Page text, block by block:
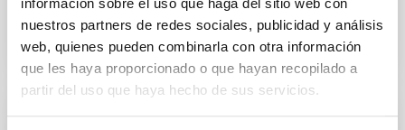
información sobre el uso que haga del sitio web con
nuestros partners de redes sociales, publicidad y análisis
web, quienes pueden combinarla con otra información
que les haya proporcionado o que hayan recopilado a
partir del uso que haya hecho de sus servicios.
BIBCODE 2026RNAAS..10..143A
NÚMERO DE CITAS 0